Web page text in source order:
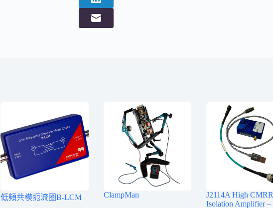
低頻共模扼流圈B-LCM ClampMan
J2114A High CMRR
Isolation Amplifier –